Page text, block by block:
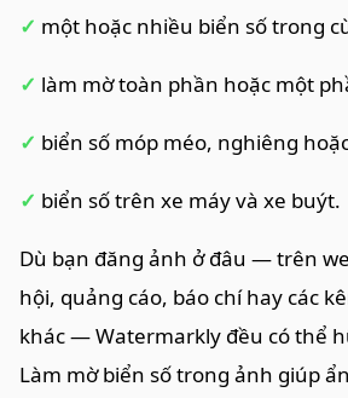
✓ một hoặc nhiều biển số trong
✓ làm mờ toàn phần hoặc một
✓ biển số móp méo, nghiêng
✓ biển số trên xe máy và xe buýt.
Dù bạn đăng ảnh ở đâu — trên
hội, quảng cáo, báo chí hay các
khác — Watermarkly đều có thể
Làm mờ biển số trong ảnh giúp